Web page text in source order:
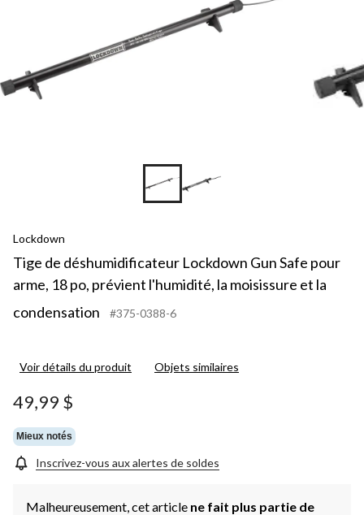
Lockdown
Tige de déshumidificateur Lockdown Gun Safe pour
arme, 18 po, prévient l'humidité, la moisissure et la
condensation
#375-0388-6
Voir détails du produit Objets similaires
49,99 $
Mieux notés
Inscrivez-vous aux alertes de soldes
Malheureusement, cet article ne fait plus partie de